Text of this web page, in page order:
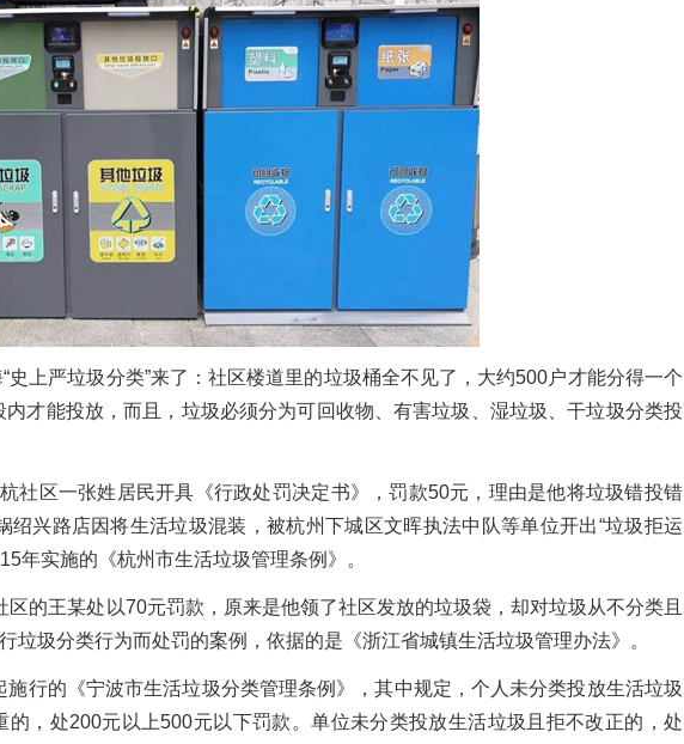
上严垃圾分类”来了：社区楼道里的垃圾桶全不见了，大约500户才能分得一个
才能投放，而且，垃圾必须分为可回收物、有害垃圾、湿垃圾、干垃圾分类投
社区一张姓居民开具《行政处罚决定书》，罚款50元，理由是他将垃圾错投错
兴路店因将生活垃圾混装，被杭州下城区文晖执法中队等单位开出“垃圾拒运
年实施的《杭州市生活垃圾管理条例》。
的王某处以70元罚款，原来是他领了社区发放的垃圾袋，却对垃圾从不分类且
圾分类行为而处罚的案例，依据的是《浙江省城镇生活垃圾管理办法》。
行的《宁波市生活垃圾分类管理条例》，其中规定，个人未分类投放生活垃圾
，处200元以上500元以下罚款。单位未分类投放生活垃圾且拒不改正的，处